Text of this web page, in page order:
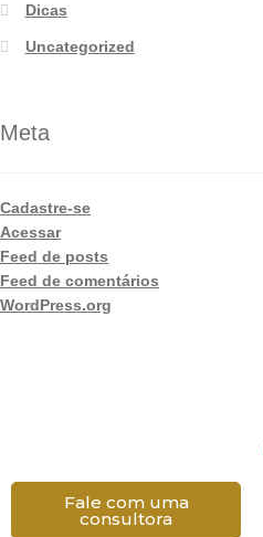
Dicas
Uncategorized
Meta
Cadastre-se
Acessar
Feed de posts
Feed de comentários
WordPress.org
Fale com uma
consultora